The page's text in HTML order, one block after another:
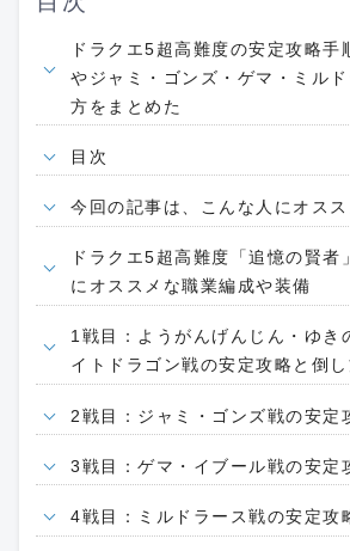
ドラクエ5超高難度の安定攻略手
やジャミ・ゴンズ・ゲマ・ミル
方をまとめた
目次
今回の記事は、こんな人にオス
ドラクエ5超高難度「追憶の賢者
にオススメな職業編成や装備
1戦目：ようがんげんじん・ゆき
イトドラゴン戦の安定攻略と倒
2戦目：ジャミ・ゴンズ戦の安定
3戦目：ゲマ・イブール戦の安定
4戦目：ミルドラース戦の安定攻